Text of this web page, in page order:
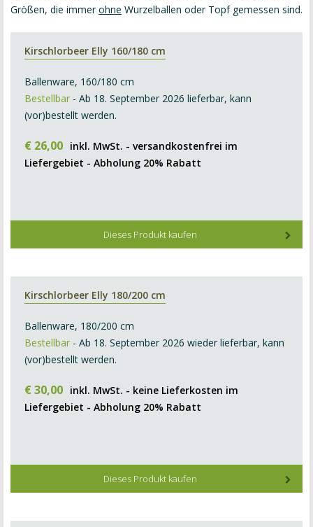
Größen, die immerohne Wurzelballen oder Topf gemessen sind.
Kirschlorbeer Elly 160/180 cm
Ballenware, 160/180 cm
Bestellbar - Ab 18. September 2026 lieferbar, kann
(vor)bestellt werden.
€ 26,00 inkl. MwSt. - versandkostenfrei im
Liefergebiet - Abholung 20% Rabatt
Dieses Produkt kaufen
Kirschlorbeer Elly 180/200 cm
Ballenware, 180/200 cm
Bestellbar - Ab 18. September 2026 wieder lieferbar, kann
(vor)bestellt werden.
€30,00 inkl. MwSt. - keine Lieferkosten im
Liefergebiet - Abholung 20% Rabatt
Dieses Produkt kaufen